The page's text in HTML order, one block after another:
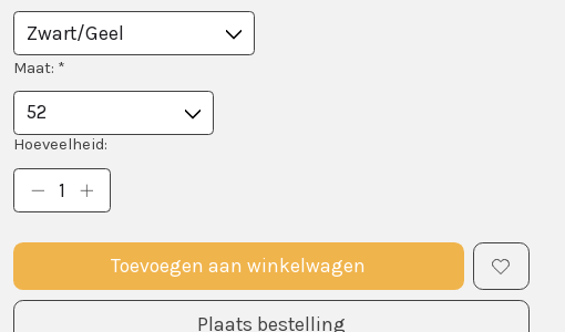
Maat: *
Hoeveelheid:
Toevoegen aan winkelwagen
Plaats bestelling